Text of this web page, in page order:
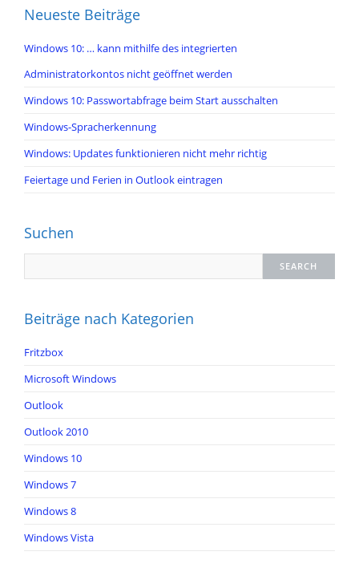
Neueste Beiträge
Windows 10: … kann mithilfe des integrierten
Administratorkontos nicht geöffnet werden
Windows 10: Passwortabfrage beim Start ausschalten
Windows-Spracherkennung
Windows: Updates funktionieren nicht mehr richtig
Feiertage und Ferien in Outlook eintragen
Suchen
Beiträge nach Kategorien
Fritzbox
Microsoft Windows
Outlook
Outlook 2010
Windows 10
Windows 7
Windows 8
Windows Vista